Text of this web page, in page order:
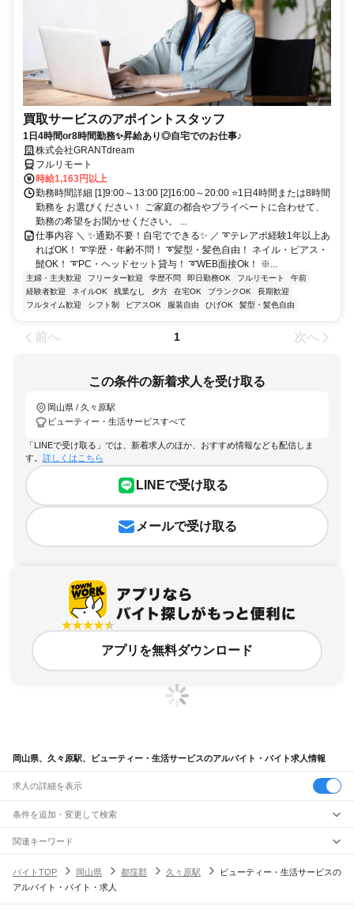
買取サービスのアポイントスタッフ
1日4時間or8時間勤務✨昇給あり◎自宅でのお仕事♪
株式会社GRANTdream
フルリモート
時給1,163円以上
勤務時間詳細 [1]9:00～13:00 [2]16:00～20:00 ⭐1日4時間または8時間
勤務を お選びください！ ご家庭の都合やプライベートに合わせて、
勤務の希望をお聞かせください。 ...
仕事内容 ＼ ✨通勤不要！自宅でできる✨ ／ ➰テレアポ経験1年以上あ
ればOK！ ➰学歴・年齢不問！ ➰髪型・髪色自由！ ネイル・ピアス・
髭OK！ ➰PC・ヘッドセット貸与！ ➰WEB面接Ok！ ※...
主婦・主夫歓迎 フリーター歓迎 学歴不問 即日勤務OK フルリモート
午前
経験者歓迎
ネイルOK 残業なし 夕方 在宅OK ブランクOK
長期歓迎
フルタイム歓迎
シフト制 ピアスOK 服装自由 ひげOK 髪型・髪色自由
前へ 1 次へ
この条件の新着求人を受け取る
岡山県 / 久々原駅
ビューティー・生活サービスすべて
「LINEで受け取る」では、新着求人のほか、おすすめ情報なども配信しま
す。 詳しくはこちら
LINEで受け取る
メールで受け取る
アプリを無料ダウンロード
岡山県、久々原駅、ビューティー・生活サービスのアルバイト・バイト求人情報
求人の詳細を表示
条件を追加・変更して検索
市区町村を追加・変更
岡山県すべて
岡山市 すべて
駅を追加・変更
職種を追加・変更
関連キーワード
バイトTOP
岡山県 都窪郡 久々原駅
ビューティー・生活サービスの
アルバイト・バイト・求人